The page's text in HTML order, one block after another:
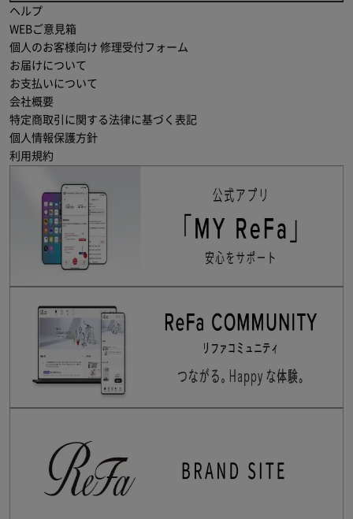
ヘルプ
WEBご意見箱
個人のお客様向け 修理受付フォーム
お届けについて
お支払いについて
会社概要
特定商取引に関する法律に基づく表記
個人情報保護方針
利用規約